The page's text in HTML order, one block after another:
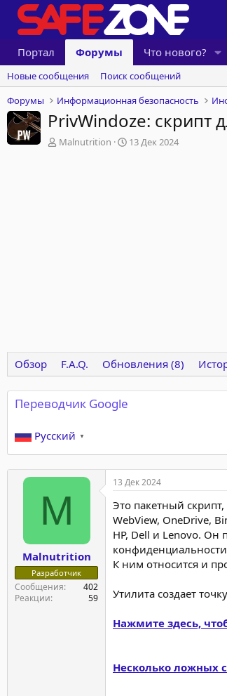
Портал Форумы Что нового?
Новые сообщения
Поиск сообщений
Форумы
Информационная безопасность
PrivWindoze: скрипт
А
Malnutrition
Д13 Дек 2024
Обзор F.A.Q. Обновления (8)
Переводчик Google
Русский ▼
M
Malnutrition
Разработчик
Сообщения
402
Реакции
59
13 Дек 2024
Это пакетный
WebView, OneDrive,
HP, Dell и Lenovo. Он
К ним относится и
Утилита создает
Нажмите здесь,
Несколько ложных